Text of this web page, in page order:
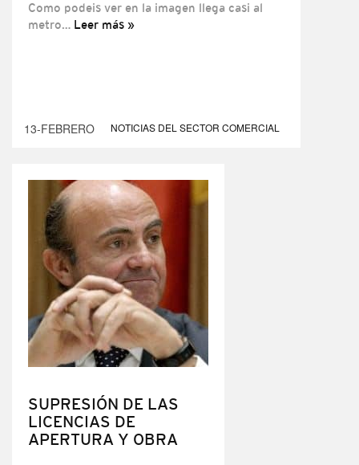
Como podeis ver en la imagen llega casi al
metro… Leer más »
13-FEBRERO NOTICIAS DEL SECTOR COMERCIAL
SUPRESIÓN DE LAS
LICENCIAS DE
APERTURA Y OBRA